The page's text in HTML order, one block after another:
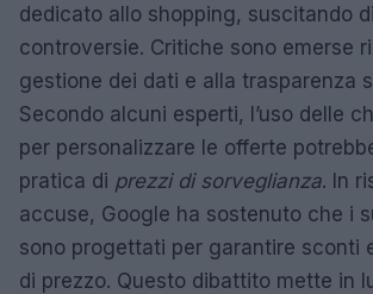
dedicato allo shopping, suscitando
controversie. Critiche sono emerse
gestione dei dati e alla trasparenza
Secondo alcuni esperti, l’uso delle
per personalizzare le offerte
pratica di prezzi di sorveglianza. In
accuse, Google ha sostenuto che i
sono progettati per garantire sconti
di prezzo. Questo dibattito mette in